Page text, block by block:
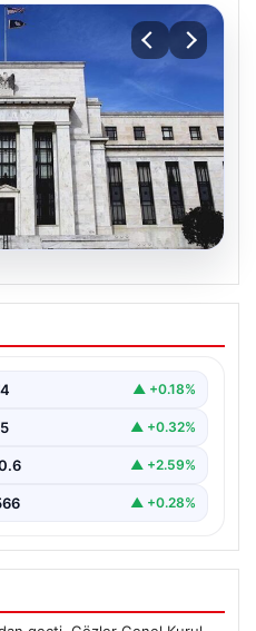
▲ +0.18%
▲ +0.32%
▲ +2.59%
▲ +0.28%